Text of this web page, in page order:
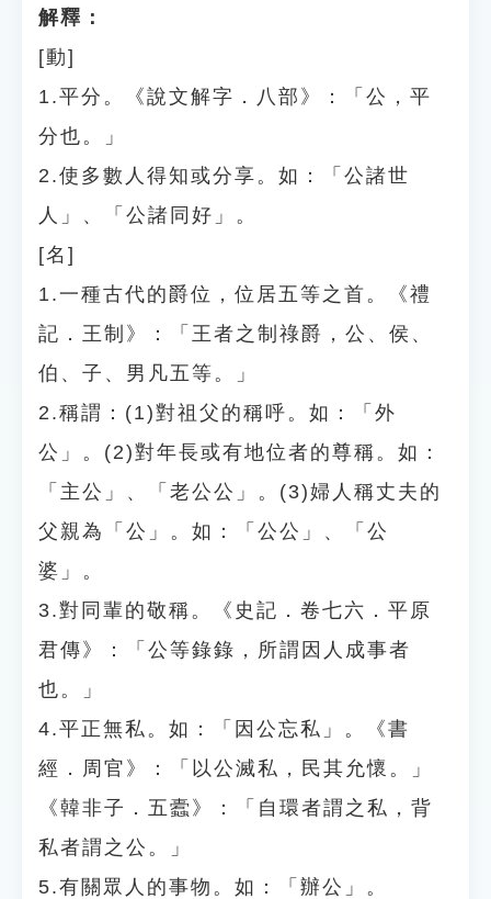
解釋：
[動]
1.平分。《說文解字．八部》：「公，平
分也。」
2.使多數人得知或分享。如：「公諸世
人」、「公諸同好」。
[名]
1.一種古代的爵位，位居五等之首。《禮
記．王制》：「王者之制祿爵，公、侯、
伯、子、男凡五等。」
2.稱謂：(1)對祖父的稱呼。如：「外
公」。(2)對年長或有地位者的尊稱。如：
「主公」、「老公公」。(3)婦人稱丈夫的
父親為「公」。如：「公公」、「公
婆」。
3.對同輩的敬稱。《史記．卷七六．平原
君傳》：「公等錄錄，所謂因人成事者
也。」
4.平正無私。如：「因公忘私」。《書
經．周官》：「以公滅私，民其允懷。」
《韓非子．五蠹》：「自環者謂之私，背
私者謂之公。」
5.有關眾人的事物。如：「辦公」。